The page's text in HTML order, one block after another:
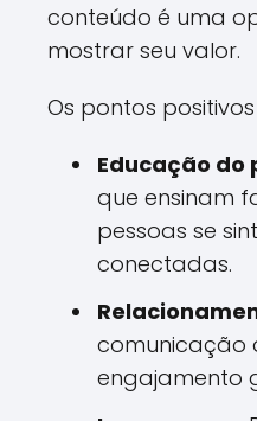
conteúdo é uma
mostrar seu valor.
Os pontos
Educação do
que ensinam
pessoas se
conectadas.
comunicação
engajamento